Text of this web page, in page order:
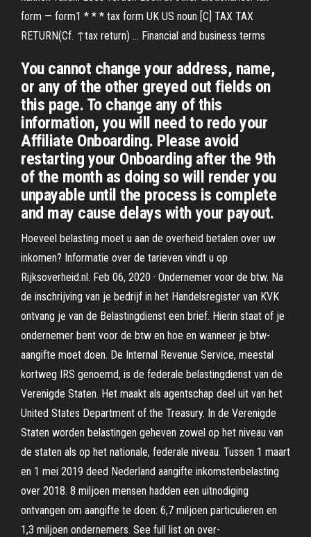
form — form1 * * * tax form UK US noun [C] TAX TAX
RETURN(Cf. ↑tax return) … Financial and business terms
You cannot change your address, name,
or any of the other greyed out fields on
this page. To change any of this
information, you will need to redo your
Affiliate Onboarding. Please avoid
restarting your Onboarding after the 9th
of the month as doing so will render you
unpayable until the process is complete
and may cause delays with your payout.
Hoeveel belasting moet u aan de overheid betalen over uw
inkomen? Informatie over de tarieven vindt u op
Rijksoverheid.nl. Feb 06, 2020 · Ondernemer voor de btw. Na
de inschrijving van je bedrijf in het Handelsregister van KVK
ontvang je van de Belastingdienst een brief. Hierin staat of je
ondernemer bent voor de btw en hoe en wanneer je btw-
aangifte moet doen. De Internal Revenue Service, meestal
kortweg IRS genoemd, is de federale belastingdienst van de
Verenigde Staten. Het maakt als agentschap deel uit van het
United States Department of the Treasury. In de Verenigde
Staten worden belastingen geheven zowel op het niveau van
de staten als op het nationale, federale niveau. Tussen 1 maart
en 1 mei 2019 deed Nederland aangifte inkomstenbelasting
over 2018. 8 miljoen mensen hadden een uitnodiging
ontvangen om aangifte te doen: 6,7 miljoen particulieren en
1,3 miljoen ondernemers. See full list on over-